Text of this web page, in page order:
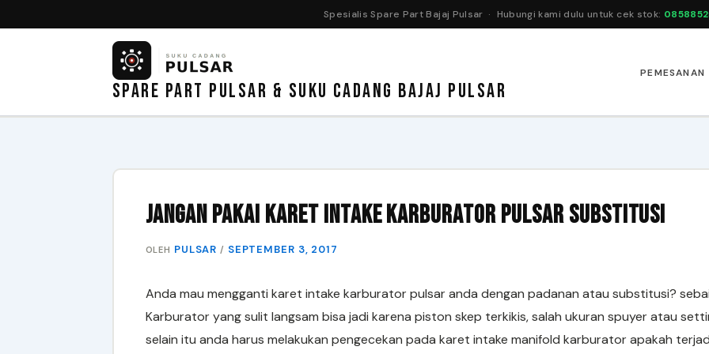
Spesialis Spare Part Bajaj Pulsar · Hubungi kami dulu untuk cek stok:
SPARE PART PULSAR & SUKU CADANG BAJAJ PULSAR
PEMESANAN
Jangan Pakai Karet Intake Karburator Pulsar Substitusi
OLEH PULSAR/ SEPTEMBER 3, 2017
Anda mau mengganti karet intake karburator pulsar anda dengan padanan atau substitusi?
Karburator yang sulit langsam bisa jadi karena piston skep terkikis, salah ukuran spuyer atau
selain itu anda harus melakukan pengecekan pada karet intake manifold karburator apakah